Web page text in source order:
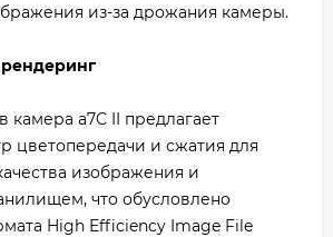
из-за дрожания камеры.
камера a7C II предлагает
цветопередачи и сжатия для
изображения и
что обусловлено
High Efficiency Image File